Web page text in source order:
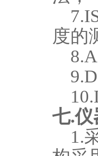
度的
七.仪
1.